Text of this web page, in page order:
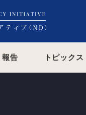
報告 トピックス